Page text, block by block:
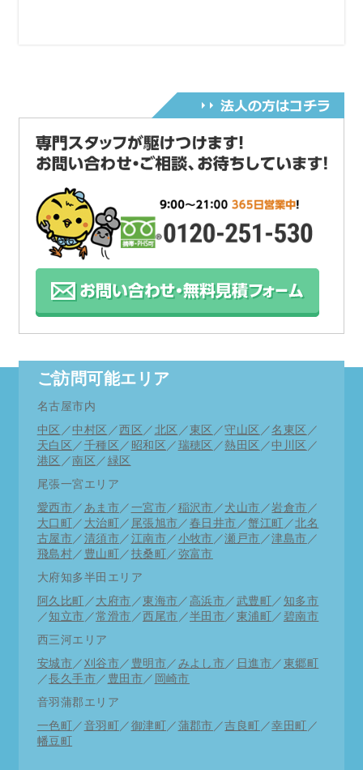
ご訪問可能エリア
名古屋市内
中区 ／中村区 ／西区 ／ 北区 ／東区 ／守山区 ／ 名東区 ／
天白区 ／ 千種区 ／ 昭和区 ／ 瑞穂区 ／ 熱田区 ／中川区 ／
港区 ／南区 ／ 緑区
尾張一宮エリア
愛西市 ／ あま市 ／ 一宮市 ／ 稲沢市 ／ 犬山市 ／ 岩倉市 ／
大口町 ／ 大治町 ／ 尾張旭市 ／ 春日井市 ／蟹江町 ／北名
古屋市 ／ 清須市 ／ 江南市 ／ 小牧市 ／瀬戸市 ／津島市 ／
飛島村 ／ 豊山町 ／ 扶桑町 ／ 弥富市
大府知多半田エリア
阿久比町 ／ 大府市 ／東海市 ／ 高浜市 ／ 武豊町 ／ 知多市
／知立市 ／常滑市 ／西尾市 ／半田市 ／ 東浦町 ／ 碧南市
西三河エリア
安城市 ／ 刈谷市 ／ 豊明市 ／ みよし市 ／ 日進市 ／ 東郷町
／長久手市 ／ 豊田市 ／ 岡崎市
音羽蒲郡エリア
一色町 ／ 音羽町 ／ 御津町 ／ 蒲郡市 ／吉良町 ／幸田町 ／
幡豆町